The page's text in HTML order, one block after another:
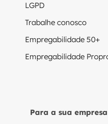
LGPD
Trabalhe conosco
Empregabilidade 50+
Empregabilidade
Para a sua empresa